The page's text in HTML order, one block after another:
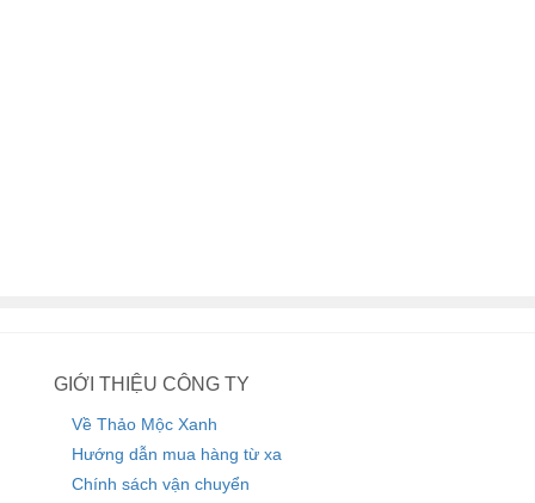
GIỚI THIỆU CÔNG TY
Về Thảo Mộc Xanh
Hướng dẫn mua hàng từ xa
Chính sách vận chuyển